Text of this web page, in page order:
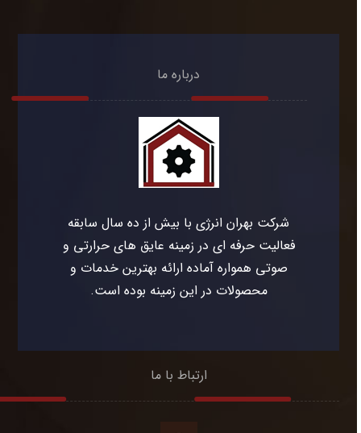
درباره ما
شرکت بهران انرژی با بیش از ده سال سابقه
فعالیت حرفه ای در زمینه عایق های حرارتی و
صوتی همواره آماده ارائه بهترین خدمات و
محصولات در این زمینه بوده است.
ارتباط با ما